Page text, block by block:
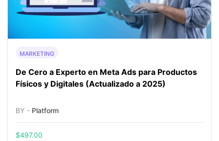
MARKETING
De Cero a Experto en Meta Ads para Productos
Físicos y Digitales (Actualizado a 2025)
BY - Platform
$497.00